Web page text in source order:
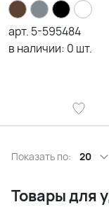
арт. 5-595484
в наличии: 0 шт.
Показать по: 20
Товары для